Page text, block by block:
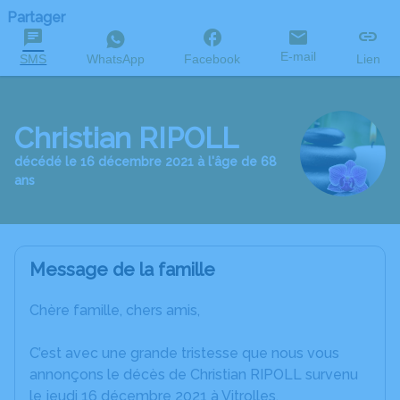
Partager
SMS WhatsApp Facebook E-mail Lien
Christian RIPOLL
décédé le 16 décembre 2021 à l'âge de 68
ans
Message de la famille
Chère famille, chers amis,
C’est avec une grande tristesse que nous vous
annonçons le décès de Christian RIPOLL survenu
le jeudi 16 décembre 2021 à Vitrolles.